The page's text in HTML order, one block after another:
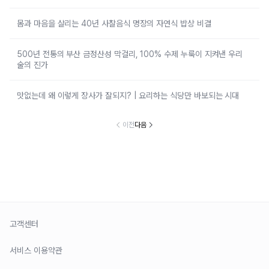
몸과 마음을 살리는 40년 사찰음식 명장의 자연식 밥상 비결
500년 전통의 부산 금정산성 막걸리, 100% 수제 누룩이 지켜낸 우리
술의 진가
맛없는데 왜 이렇게 장사가 잘되지? | 요리하는 식당만 바보되는 시대
이전다음
고객센터
서비스 이용약관